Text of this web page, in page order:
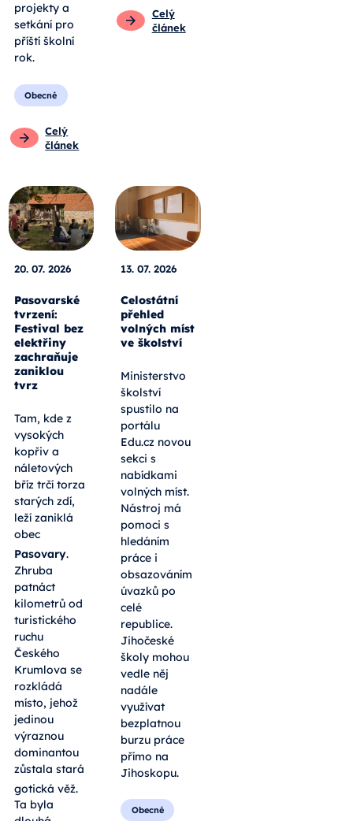
projekty a
setkání pro
příští školní
rok.
Obecné
Celý
článek
Celý
článek
20. 07. 2026
Pasovarské
tvrzení:
Festival bez
elektřiny
zachraňuje
zaniklou
tvrz
Tam, kde z
vysokých
kopřiv a
náletových
bříz trčí torza
starých zdí,
leží zaniklá
obec
Pasovary.
Zhruba
patnáct
kilometrů od
turistického
ruchu
Českého
Krumlova se
rozkládá
místo, jehož
jedinou
výraznou
dominantou
zůstala stará
gotická věž.
Ta byla
13. 07. 2026
Celostátní
přehled
volných míst
ve školství
Ministerstvo
školství
spustilo na
portálu
Edu.cz novou
sekci s
nabídkami
volných míst.
Nástroj má
pomoci s
hledáním
práce i
obsazováním
úvazků po
celé
republice.
Jihočeské
školy mohou
vedle něj
nadále
využívat
bezplatnou
burzu práce
přímo na
Jihoskopu.
Obecné